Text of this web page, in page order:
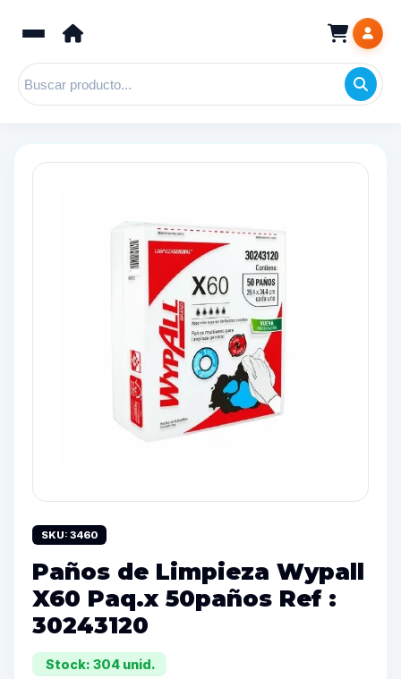
SKU: 3460
Paños de Limpieza Wypall
X60 Paq.x 50paños Ref :
30243120
Stock: 304 unid.